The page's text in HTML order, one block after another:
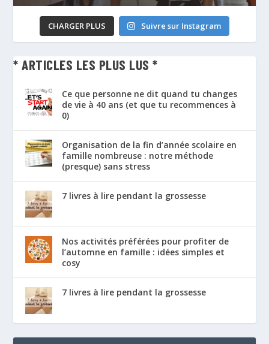
CHARGER PLUS Suivre sur Instagram
* ARTICLES LES PLUS LUS *
Ce que personne ne dit quand tu changes
de vie à 40 ans (et que tu recommences à
0)
Organisation de la fin d’année scolaire en
famille nombreuse : notre méthode
(presque) sans stress
7 livres à lire pendant la grossesse
Nos activités préférées pour profiter de
l’automne en famille : idées simples et
cosy
7 livres à lire pendant la grossesse